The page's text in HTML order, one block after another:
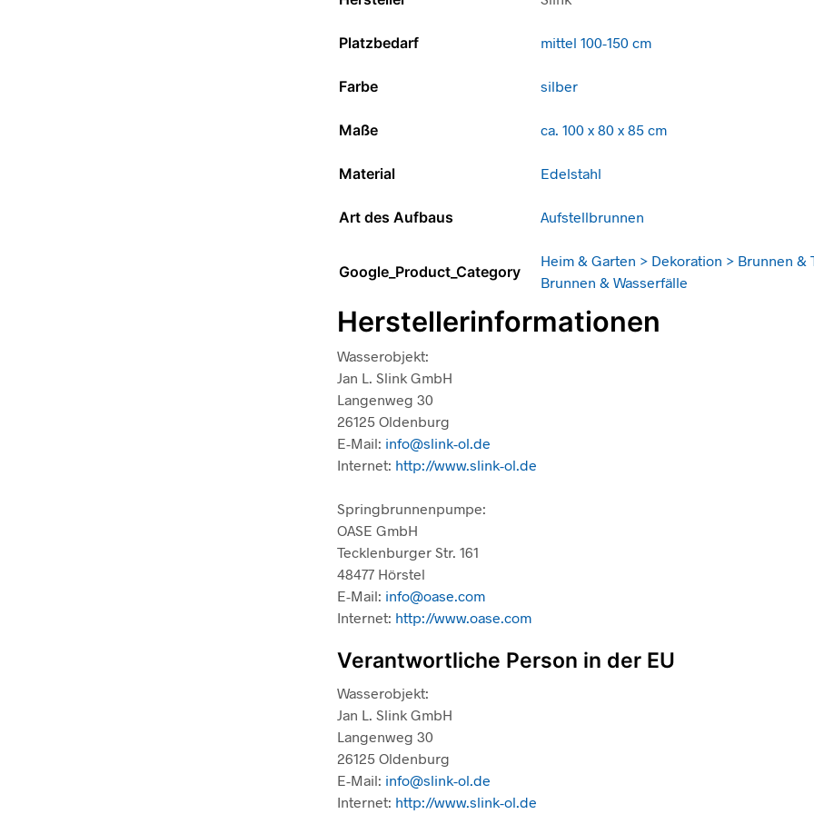
Platzbedarf mittel 100-150 cm
Farbe silber
Maße ca. 100 x 80 x 85 cm
Material Edelstahl
Art des Aufbaus Aufstellbrunnen
Google_Product_Category
Heim & Garten > Dekoration > Brunnen &
Brunnen & Wasserfälle
Herstellerinformationen
Wasserobjekt:
Jan L. Slink GmbH
Langenweg 30
26125 Oldenburg
E-Mail: info@slink-ol.de
Internet: http://www.slink-ol.de
Springbrunnenpumpe:
OASE GmbH
Tecklenburger Str. 161
48477 Hörstel
E-Mail: info@oase.com
Internet: http://www.oase.com
Verantwortliche Person in der EU
Wasserobjekt:
Jan L. Slink GmbH
Langenweg 30
26125 Oldenburg
E-Mail: info@slink-ol.de
Internet: http://www.slink-ol.de